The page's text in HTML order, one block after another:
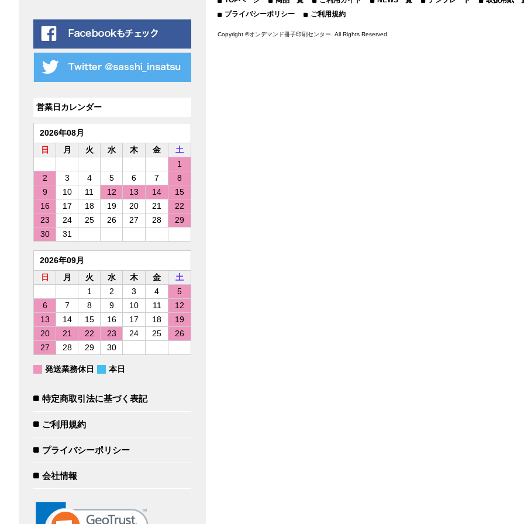
営業日カレンダー
2026年08月
日
月 火 水 木 金
土
1
2
3 4 5 6 7
8
9
10 11 12 13 14
15
16
17 18 19 20 21
22
23
24 25 26 27 28
29
30
31
2026年09月
日
月 火 水 木 金
土
1
2 3 4
5
6
7 8 9 10 11
12
13
14 15 16 17 18
19
20
21 22 23 24 25
26
27
28 29 30
発送業務休日 本日
特定商取引法に基づく表記
ご利用規約
プライバシーポリシー
会社情報
プライバシーポリシー
ご利用規約
Copyright ©オンデマンド冊子印刷センター . All Rights Reserved.